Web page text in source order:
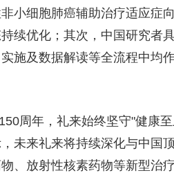
小细胞肺癌辅助治疗适应症
续优化；其次，中国研究者
施及数据解读等全流程中均
周年，礼来始终坚守"健康
未来礼来将持续深化与中国
、放射性核素药物等新型治